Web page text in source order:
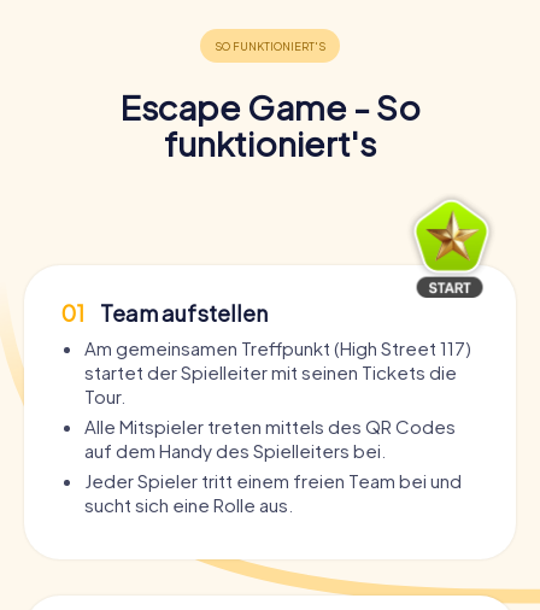
Escape Game - So
funktioniert's
01 Team aufstellen
Am gemeinsamen Treffpunkt (High Street 117)
startet der Spielleiter mit seinen Tickets die
Tour.
Alle Mitspieler treten mittels des QR Codes
auf dem Handy des Spielleiters bei.
Jeder Spieler tritt einem freien Team bei und
sucht sich eine Rolle aus.